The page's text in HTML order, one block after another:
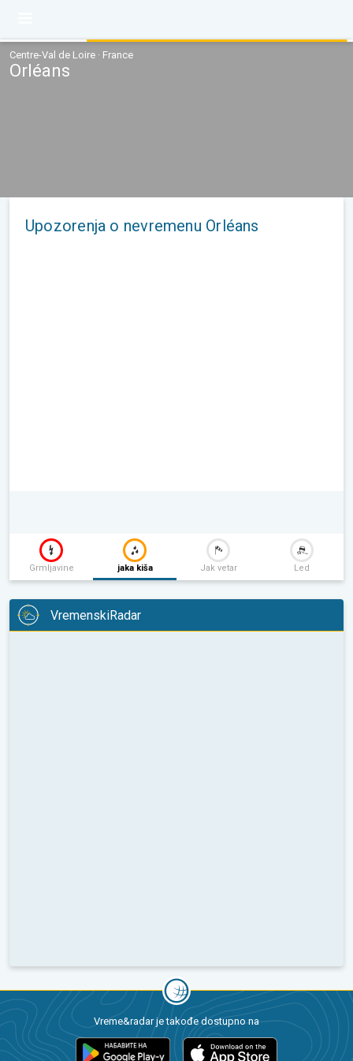
Centre-Val de Loire · France
Orléans
Upozorenja o nevremenu Orléans
Grmljavine jaka kiša Jak vetar Led
VremenskiRadar
Vreme&radar je takođe dostupno na